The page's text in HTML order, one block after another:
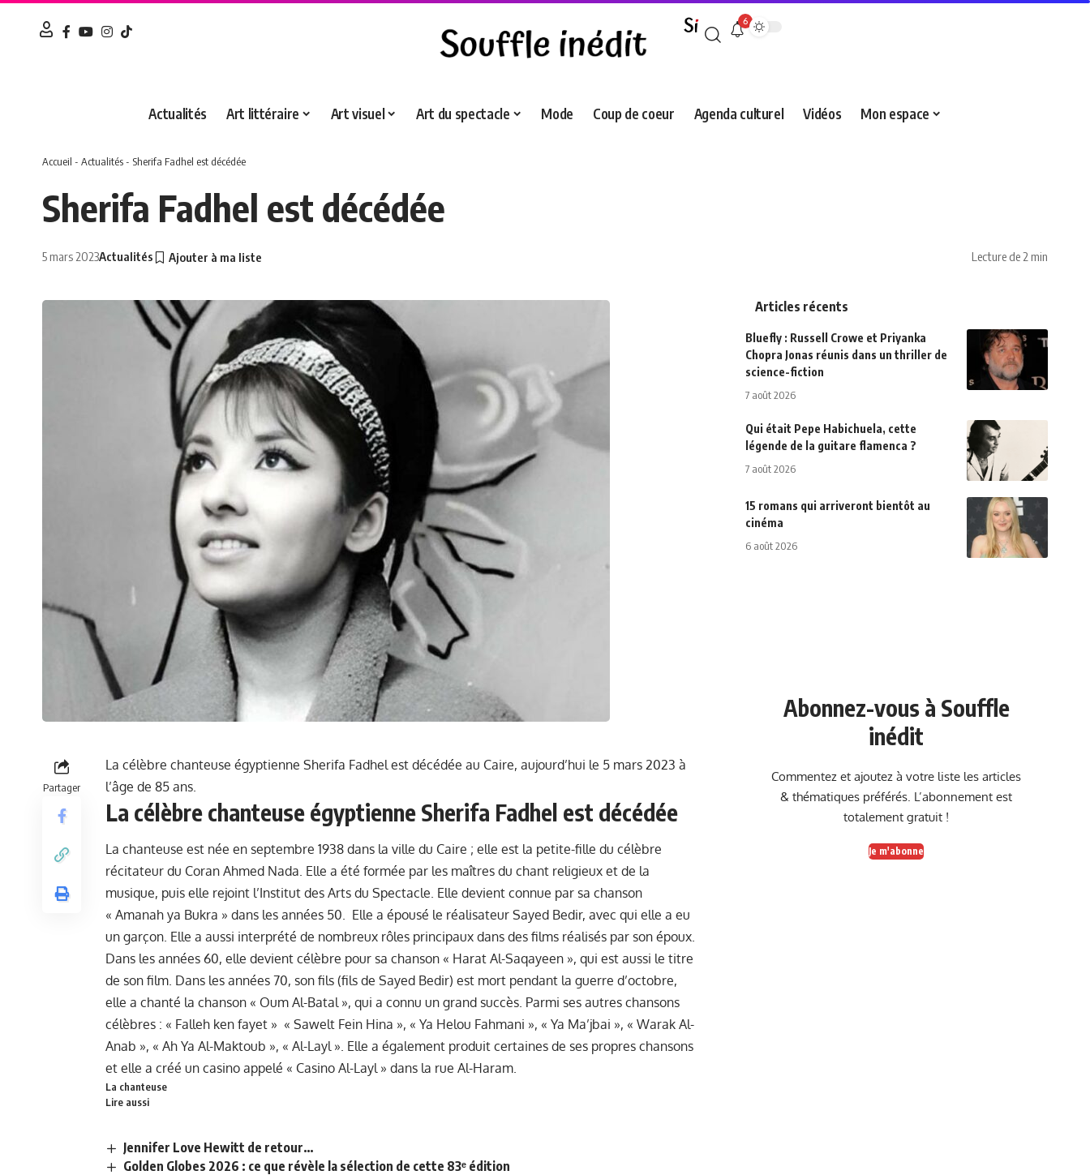
6
Actualités Art littéraire Art visuel Art du spectacle Mode Coup de coeur Agenda culturel Vidéos Mon espace
Accueil - Actualités- Sherifa Fadhel est décédée
Sherifa Fadhel est décédée
5 mars 2023Actualités Lecture de 2 min
Partager
La célèbre chanteuse égyptienne Sherifa Fadhel est décédée au Caire, aujourd’hui le 5 mars 2023 à
l’âge de 85 ans.
La célèbre chanteuse égyptienne Sherifa Fadhel est décédée
La chanteuse est née en septembre 1938 dans la ville du Caire ; elle est la petite-fille du célèbre
récitateur du Coran Ahmed Nada. Elle a été formée par les maîtres du chant religieux et de la
musique, puis elle rejoint l’Institut des Arts du Spectacle. Elle devient connue par sa chanson
« Amanah ya Bukra » dans les années 50. Elle a épousé le réalisateur Sayed Bedir, avec qui elle a eu
un garçon. Elle a aussi interprété de nombreux rôles principaux dans des films réalisés par son époux.
Dans les années 60, elle devient célèbre pour sa chanson « Harat Al-Saqayeen », qui est aussi le titre
de son film. Dans les années 70, son fils (fils de Sayed Bedir) est mort pendant la guerre d’octobre,
elle a chanté la chanson « Oum Al-Batal », qui a connu un grand succès. Parmi ses autres chansons
célèbres : « Falleh ken fayet » « Sawelt Fein Hina », « Ya Helou Fahmani », « Ya Ma’jbai », « Warak Al-
Anab », « Ah Ya Al-Maktoub », « Al-Layl ». Elle a également produit certaines de ses propres chansons
et elle a créé un casino appelé « Casino Al-Layl » dans la rue Al-Haram.
La chanteuse
Lire aussi
Jennifer Love Hewitt de retour…
Golden Globes 2026 : ce que révèle la sélection de cette 83ᵉ édition
Articles récents
Bluefly : Russell Crowe et Priyanka
Chopra Jonas réunis dans un thriller de
science-fiction
7 août 2026
Qui était Pepe Habichuela, cette
légende de la guitare flamenca ?
7 août 2026
15 romans qui arriveront bientôt au
cinéma
6 août 2026
Abonnez-vous à Souffle
inédit
Commentez et ajoutez à votre liste les articles
& thématiques préférés. L’abonnement est
totalement gratuit !
Je m'abonne